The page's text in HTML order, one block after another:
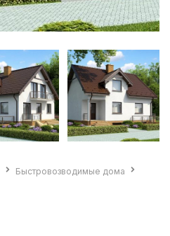
Быстровозводимые дома